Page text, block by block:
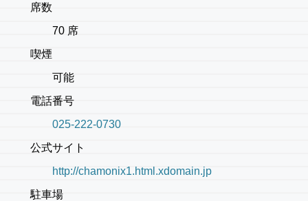
席数
70 席
喫煙
可能
電話番号
025-222-0730
公式サイト
http://chamonix1.html.xdomain.jp
駐車場